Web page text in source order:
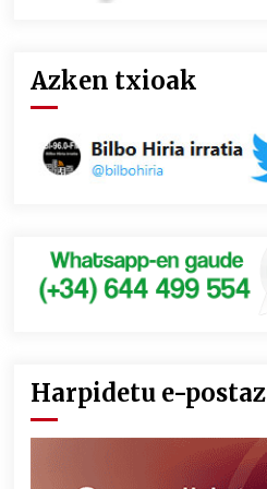
Azken txioak
Harpidetu e-postaz